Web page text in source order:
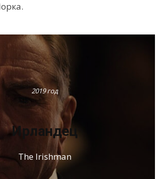
2019 год
Ирландец
The Irishman